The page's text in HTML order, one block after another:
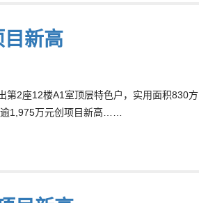
新高
2座12楼A1室顶层特色户，实用面积830
逾1,975万元创项目新高……